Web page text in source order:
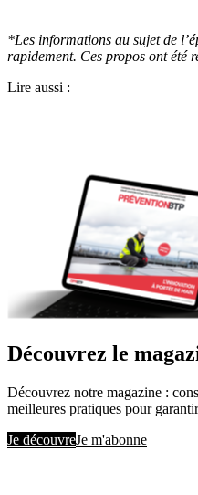
*Les informations au sujet de
rapidement. Ces propos ont été
Lire aussi :
Découvrez le
Découvrez notre magazine :
meilleures pratiques pour
Je découvreJe m'abonne